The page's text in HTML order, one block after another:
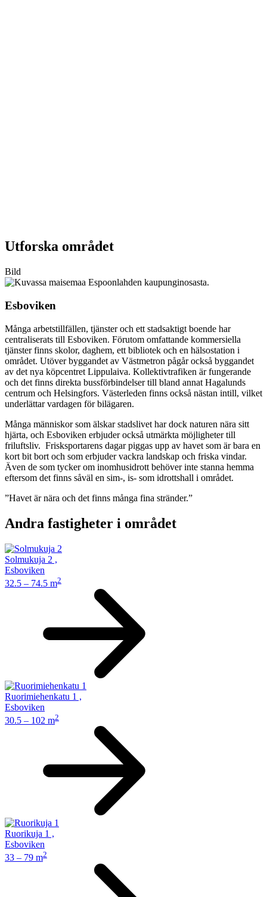
Utforska området
Bild
Esboviken
Många arbetstillfällen, tjänster och ett stadsaktigt boende har
centraliserats till Esboviken. Förutom omfattande kommersiella
tjänster finns skolor, daghem, ett bibliotek och en hälsostation i
området. Utöver byggandet av Västmetron pågår också byggandet
av det nya köpcentret Lippulaiva. Kollektivtrafiken är fungerande
och det finns direkta bussförbindelser till bland annat Hagalunds
centrum och Helsingfors. Västerleden finns också nästan intill, vilket
underlättar vardagen för bilägaren.
Många människor som älskar stadslivet har dock naturen nära sitt
hjärta, och Esboviken erbjuder också utmärkta möjligheter till
friluftsliv. Frisksportarens dagar piggas upp av havet som är bara en
kort bit bort och som erbjuder vackra landskap och friska vindar.
Även de som tycker om inomhusidrott behöver inte stanna hemma
eftersom det finns såväl en sim-, is- som idrottshall i området.
”Havet är nära och det finns många fina stränder.”
Andra fastigheter i området
Solmukuja 2 ,
Esboviken
32.5 – 74.5 m2
Ruorimiehenkatu 1 ,
Esboviken
30.5 – 102 m2
Ruorikuja 1 ,
Esboviken
33 – 79 m2